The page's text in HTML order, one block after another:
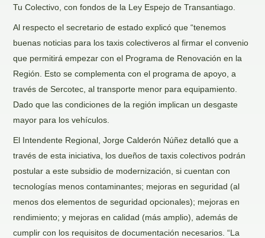
Tu Colectivo, con fondos de la Ley Espejo de Transantiago.
Al respecto el secretario de estado explicó que “tenemos
buenas noticias para los taxis colectiveros al firmar el convenio
que permitirá empezar con el Programa de Renovación en la
Región. Esto se complementa con el programa de apoyo, a
través de Sercotec, al transporte menor para equipamiento.
Dado que las condiciones de la región implican un desgaste
mayor para los vehículos.
El Intendente Regional, Jorge Calderón Núñez detalló que a
través de esta iniciativa, los dueños de taxis colectivos podrán
postular a este subsidio de modernización, si cuentan con
tecnologías menos contaminantes; mejoras en seguridad (al
menos dos elementos de seguridad opcionales); mejoras en
rendimiento; y mejoras en calidad (más amplio), además de
cumplir con los requisitos de documentación necesarios. “La